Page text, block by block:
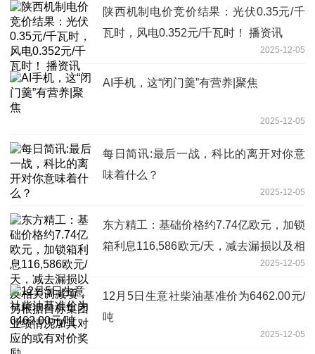
陕西机制电价竞价结果：光伏0.35元/千
瓦时，风电0.352元/千瓦时！ 播资讯
2025-12-05
AI手机，这“闭门羹”有营养|聚焦
2025-12-05
每日简讯:最后一战，科比的离开对你意
味着什么？
2025-12-05
东方精工：基础价格约7.74亿欧元，加锁
箱利息116,586欧元/天，减去漏损以及相
关调减项，另根据目标集团业绩情况加其
对应的或有对价奖励
2025-12-05
12月5日生意社柴油基准价为6462.00元/
吨
2025-12-05